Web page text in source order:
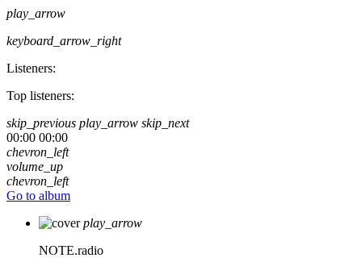
play_arrow
keyboard_arrow_right
Listeners:
Top listeners:
skip_previous play_arrow skip_next
00:00 00:00
chevron_left
volume_up
chevron_left
Go to album
play_arrow
NOTE.radio